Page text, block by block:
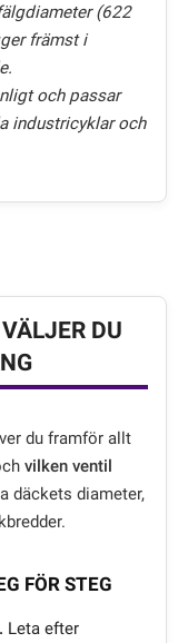
(622
främst i
och passar
industricyklar och
DU
du framför allt
vilken ventil
däckets diameter,
FÖR STEG
Leta efter